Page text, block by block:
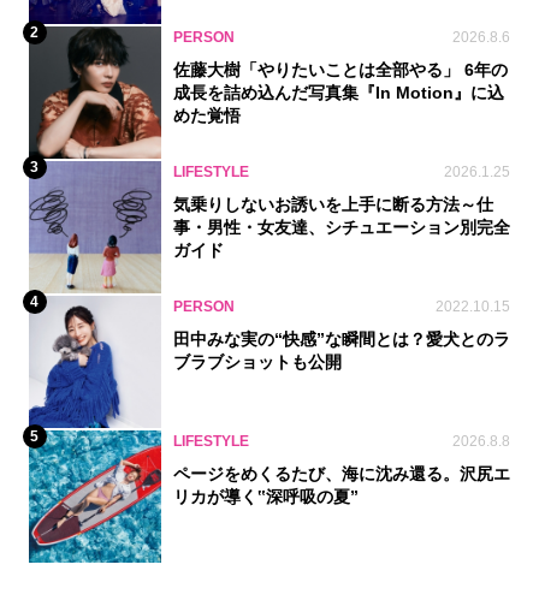
2 PERSON 2026.8.6
佐藤大樹「やりたいことは全部やる」 6年の
成長を詰め込んだ写真集『In Motion』に込
めた覚悟
3 LIFESTYLE 2026.1.25
気乗りしないお誘いを上手に断る方法～仕
事・男性・女友達、シチュエーション別完全
ガイド
4 PERSON 2022.10.15
田中みな実の“快感”な瞬間とは？愛犬とのラ
ブラブショットも公開
5 LIFESTYLE 2026.8.8
ページをめくるたび、海に沈み還る。沢尻エ
リカが導く‟深呼吸の夏”